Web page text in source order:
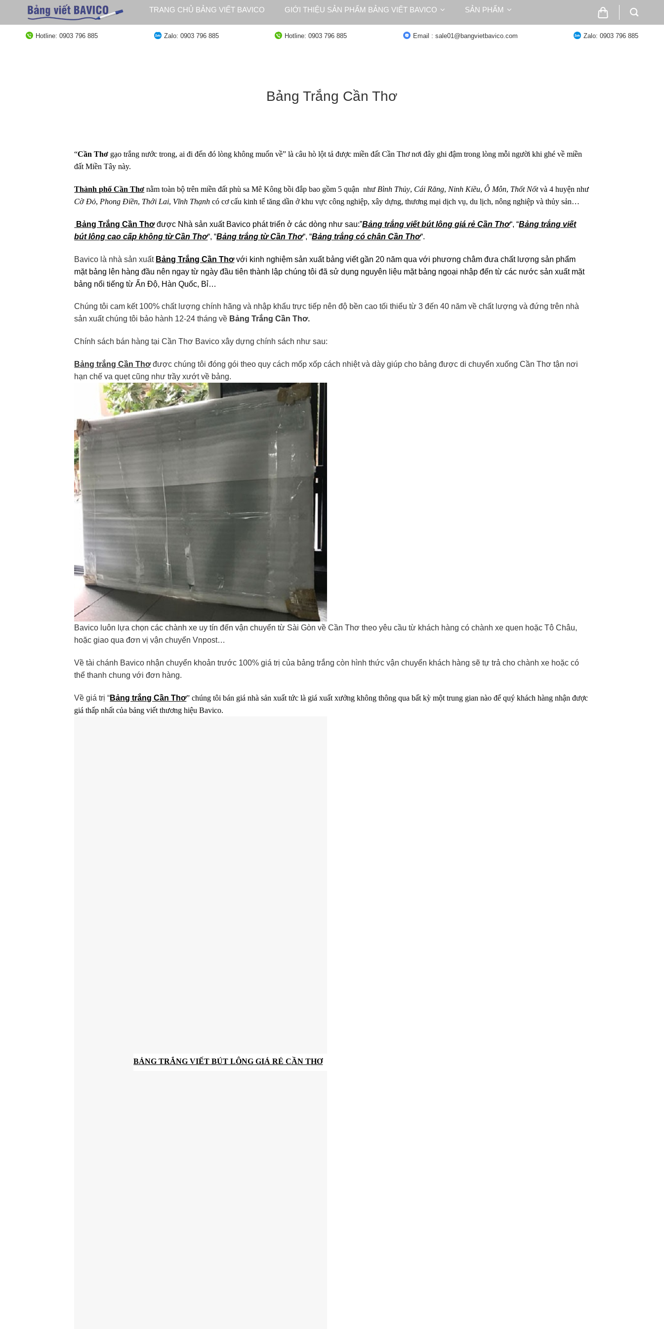
TRANG CHỦ BẢNG VIẾT BAVICO GIỚI THIỆU SẢN PHẨM BẢNG VIẾT BAVICO SẢN PHẨM
Hotline: 0903 796 885 Zalo: 0903 796 885 Hotline: 0903 796 885 Email : sale01@bangvietbavico.com Zalo: 0903 796 885
Bảng Trắng Cần Thơ
“Cần Thơ gạo trắng nước trong, ai đi đến đó lòng không muốn về” là câu hò lột tả được miền đất Cần Thơ nơi đây ghi đậm trong lòng mỗi người khi ghé về miền
đất Miền Tây này.
Thành phố Cần Thơ nằm toàn bộ trên miền đất phù sa Mê Kông bồi đắp bao gồm 5 quận như Bình Thủy, Cái Răng, Ninh Kiều,Ô Môn, Thốt Nốtvà 4 huyện như
Cờ Đỏ, Phong Điền, Thới Lai, Vĩnh Thạnh có cơ cấu kinh tế tăng dần ở khu vực công nghiệp, xây dựng, thương mại dịch vụ, du lịch, nông nghiệp và thủy sản…
Bảng Trắng Cần Thơđược Nhà sản xuất Bavico phát triển ở các dòng như sau:”Bảng trắng viết bút lông giá rẻ Cần Thơ“, “Bảng trắng viết
bút lông cao cấp không từ Cần Thơ“, “Bảng trắng từ Cần Thơ“, “Bảng trắng có chân Cần Thơ“.
Bavico là nhà sản xuất Bảng Trắng Cần Thơvới kinh nghiệm sản xuất bảng viết gần 20 năm qua với phương châm đưa chất lượng sản phẩm
mặt bảng lên hàng đầu nên ngay từ ngày đầu tiên thành lập chúng tôi đã sử dụng nguyên liệu mặt bảng ngoại nhập đến từ các nước sản xuất mặt
bảng nổi tiếng từ Ấn Độ, Hàn Quốc, Bỉ…
Chúng tôi cam kết 100% chất lượng chính hãng và nhập khẩu trực tiếp nên độ bền cao tối thiểu từ 3 đến 40 năm về chất lượng và đứng trên nhà
sản xuất chúng tôi bảo hành 12-24 tháng về Bảng Trắng Cần Thơ.
Chính sách bán hàng tại Cần Thơ Bavico xây dựng chính sách như sau:
Bảng trắng Cần Thơđược chúng tôi đóng gói theo quy cách mốp xốp cách nhiệt và dày giúp cho bảng được di chuyển xuống Cần Thơ tận nơi
hạn chế va quẹt cũng như trầy xướt về bảng.
Bavico luôn lựa chọn các chành xe uy tín đến vận chuyển từ Sài Gòn về Cần Thơ theo yêu cầu từ khách hàng có chành xe quen hoặc Tô Châu,
hoặc giao qua đơn vị vận chuyển Vnpost…
Về tài chánh Bavico nhận chuyển khoản trước 100% giá trị của bảng trắng còn hình thức vận chuyển khách hàng sẽ tự trả cho chành xe hoặc có
thể thanh chung với đơn hàng.
Về giá trị “Bảng trắng Cần Thơ” chúng tôi bán giá nhà sản xuất tức là giá xuất xưởng không thông qua bất kỳ một trung gian nào để quý khách hàng nhận được
giá thấp nhất của bảng viết thương hiệu Bavico.
BẢNG TRẮNG VIẾT BÚT LÔNG GIÁ RẺ CẦN THƠ